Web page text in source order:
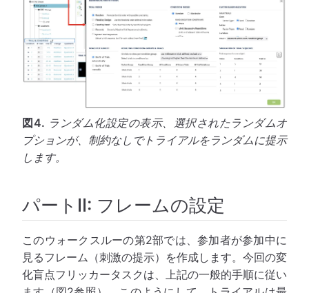
図4. ランダム化設定の表示、選択されたランダムオ
プションが、制約なしでトライアルをランダムに提示
します。
パートII: フレームの設定
このウォークスルーの第2部では、参加者が参加中に
見るフレーム（刺激の提示）を作成します。今回の変
化盲点フリッカータスクは、上記の一般的手順に従い